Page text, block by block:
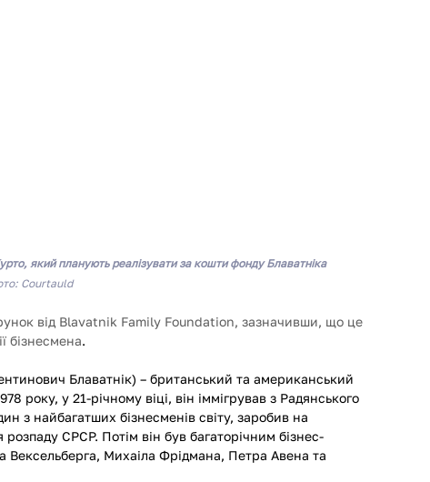
який планують реалізувати за кошти фонду Блаватніка
Courtauld
від Blavatnik Family Foundation, зазначивши, що це
бізнесмена.
Блаватнік) – британський та американський
року, у 21-річному віці, він іммігрував з Радянського
з найбагатших бізнесменів світу, заробив на
СРСР. Потім він був багаторічним бізнес-
Вексельберга, Михаіла Фрідмана, Петра Авена та